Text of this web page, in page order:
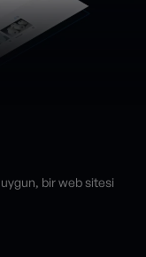
bir web sitesi